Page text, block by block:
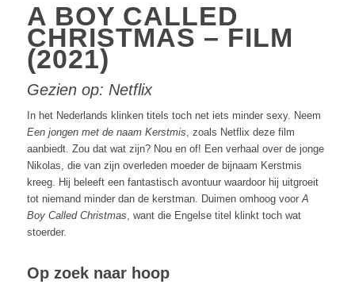
A BOY CALLED
CHRISTMAS – FILM
(2021)
Gezien op: Netflix
In het Nederlands klinken titels toch net iets minder sexy. Neem
Een jongen met de naam Kerstmis, zoals Netflix deze film
aanbiedt. Zou dat wat zijn? Nou en of! Een verhaal over de jonge
Nikolas, die van zijn overleden moeder de bijnaam Kerstmis
kreeg. Hij beleeft een fantastisch avontuur waardoor hij uitgroeit
tot niemand minder dan de kerstman. Duimen omhoog voorA
Boy Called Christmas, want die Engelse titel klinkt toch wat
stoerder.
Op zoek naar hoop